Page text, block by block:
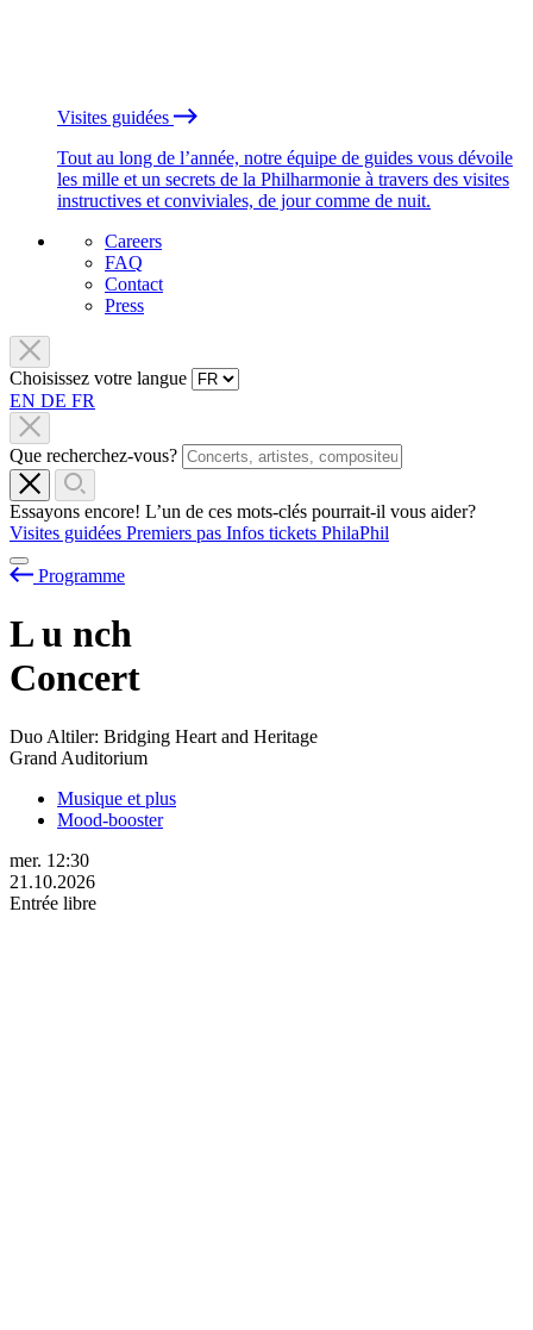
Visites guidées
Tout au long de l’année, notre équipe de guides vous dévoile
les mille et un secrets de la Philharmonie à travers des visites
instructives et conviviales, de jour comme de nuit.
Careers
FAQ
Contact
Press
Choisissez votre langue
EN DE FR
Que recherchez-vous?
Essayons encore! L’un de ces mots-clés pourrait-il vous aider?
Visites guidées Premiers pas Infos tickets PhilaPhil
Programme
Lu nch
Concert
Duo Altiler: Bridging Heart and Heritage
Grand Auditorium
Musique et plus
Mood-booster
mer. 12:30
21.10.2026
Entrée libre